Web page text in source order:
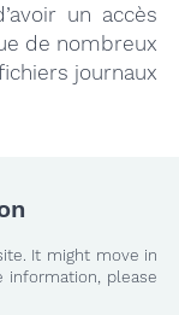
un accès
de nombreux
journaux
It might move in
please